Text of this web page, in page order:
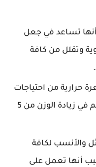
أنها تساعد في جعل
وتقلل من كافة
توفر 2000 سعرة حرارية من احتياجات
جسم الإنسان، كما أنها تساهم في زيادة الوزن من 5
والأنسب لكافة
أنها تعمل على